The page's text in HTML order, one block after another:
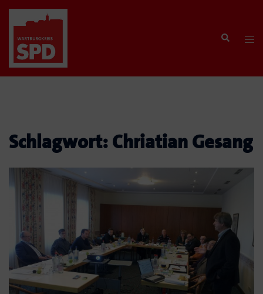
Zum
springen
Search
Schlagwort:Chriatian Gesang